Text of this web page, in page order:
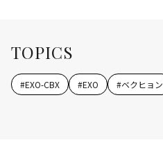
TOPICS
#EXO-CBX #EXO #ベクヒョン